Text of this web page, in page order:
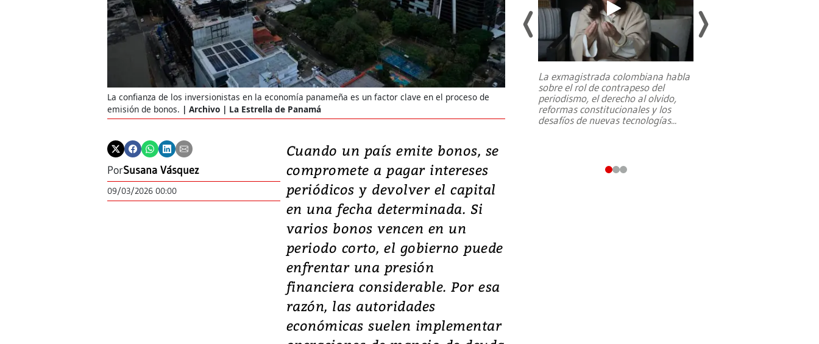
La confianza de los inversionistas en la economía panameña es un factor clave en el proceso de
emisión de bonos.
Archivo | La Estrella de Panamá
PorSusana Vásquez
09/03/2026 00:00
Cuando un país emite bonos, se
compromete a pagar intereses
periódicos y devolver el capital
en una fecha determinada. Si
varios bonos vencen en un
periodo corto, el gobierno puede
enfrentar una presión
financiera considerable. Por esa
razón, las autoridades
económicas suelen implementar
Un fuerte terremoto de magnitud
7,1 se registró este martes 28 de
julio en la prefectura de Kumamoto,
al sur de Japón, provocando una
emergencia de gran...
La exmagistrada colombiana habla
sobre el rol de contrapeso del
periodismo, el derecho al olvido,
reformas constitucionales y los
desafíos de nuevas tecnologías...